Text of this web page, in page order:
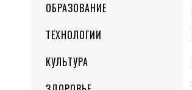
ОБРАЗОВАНИЕ
ТЕХНОЛОГИИ
КУЛЬТУРА